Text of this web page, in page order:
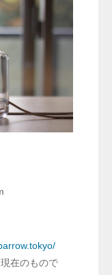
在のもので